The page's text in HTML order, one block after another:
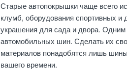
Старые автопокрышки чаще всего
клумб, оборудования спортивных
украшения для сада и двора. Одним
автомобильных шин. Сделать их
материалов понадобятся лишь
вашего времени.